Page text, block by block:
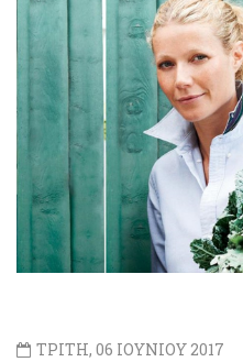
ΤΡΙΤΗ, 06 ΙΟΥΝΙΟΥ 2017